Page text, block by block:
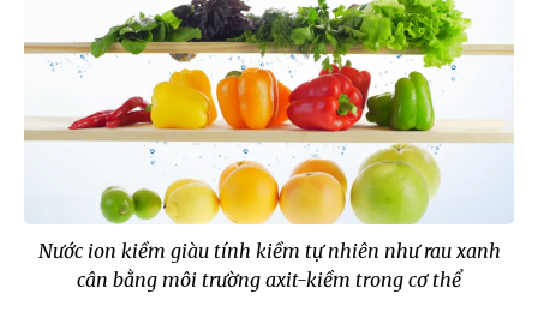
Nước ion kiềm giàu tính kiềm tự nhiên như rau xanh
cân bằng môi trường axit-kiềm trong cơ thể